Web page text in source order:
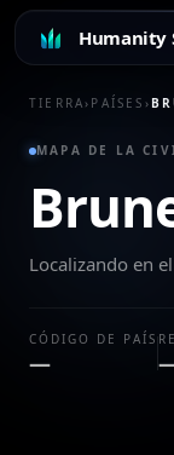
Humanity
TIERRA› PAÍSES ›
MAPA DE LA
Localizando en
CÓDIGO DE PAÍS
—